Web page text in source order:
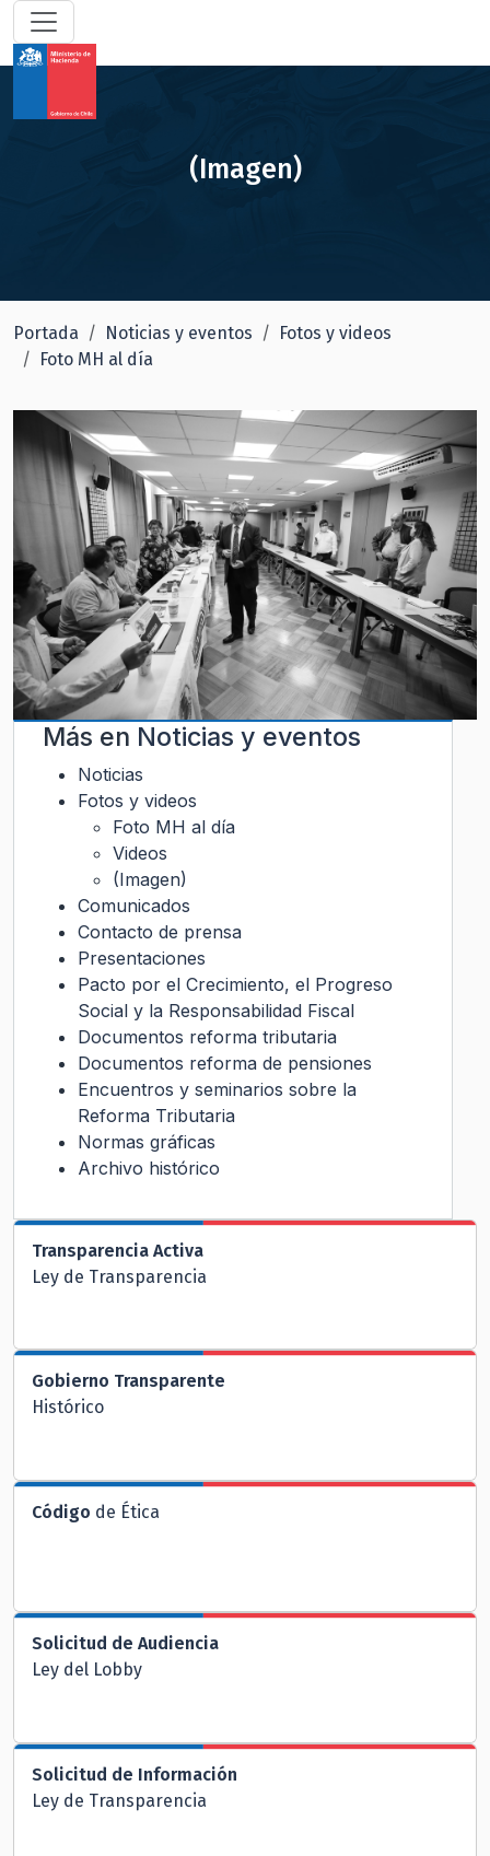
(Imagen)
Portada Noticias y eventos
Fotos y videos
Foto MH al día
Más en Noticias y eventos
Noticias
Fotos y videos
Foto MH al día
Videos
(Imagen)
Comunicados
Contacto de prensa
Presentaciones
Pacto por el Crecimiento, el Progreso
Social y la Responsabilidad Fiscal
Documentos reforma tributaria
Documentos reforma de pensiones
Encuentros y seminarios sobre la
Reforma Tributaria
Normas gráficas
Archivo histórico
Transparencia Activa
Ley de Transparencia
Gobierno Transparente
Histórico
Código de Ética
Solicitud de Audiencia
Ley del Lobby
Solicitud de Información
Ley de Transparencia